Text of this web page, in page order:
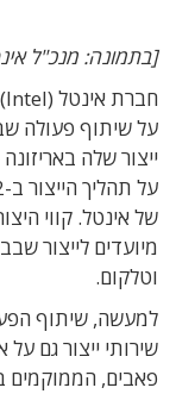
[בתמונה: מנכ"ל
על שיתוף פעולה
מיועדים לייצור
וטלקום.
פאבים, הממוקמים